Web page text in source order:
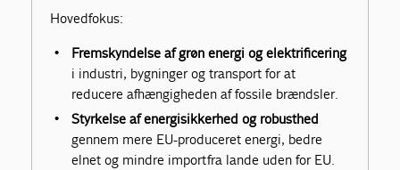
Hovedfokus:
Fremskyndelse af grøn energi og elektrificering
i industri, bygninger og transport for at
reducere afhængigheden af fossile brændsler.
Styrkelse af energisikkerhed og robusthed
gennem mere EU-produceret energi, bedre
elnet og mindre import fra lande uden for EU.